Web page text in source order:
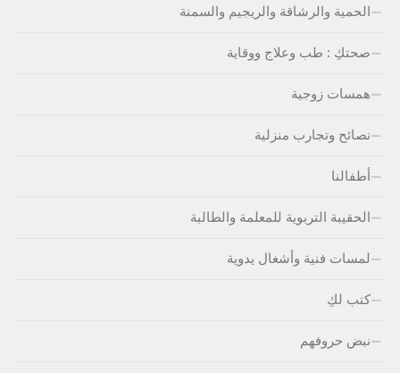
الحمية والرشاقة والريجيم والسمنة
صحتكِ : طب وعلاج ووقاية
همسات زوجية
نصائح وتجارب منزلية
أطفالنا
الحقيبة التربوية للمعلمة والطالبة
لمسات فنية وأشغال يدوية
كتب لكِ
نبض حروفهم